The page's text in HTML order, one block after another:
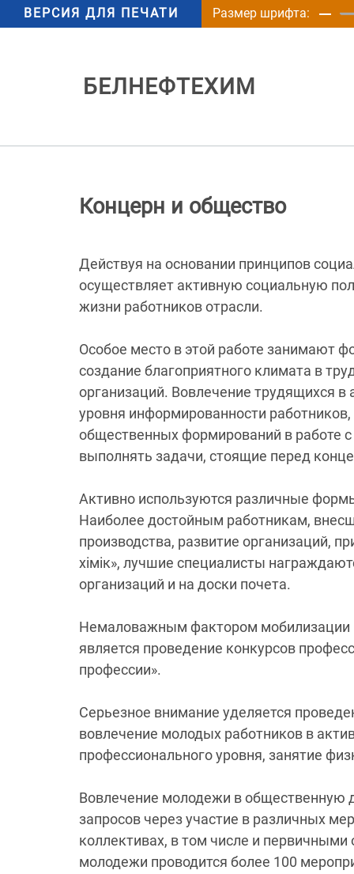
ВЕРСИЯ ДЛЯ ПЕЧАТИ Размер шрифта:
БЕЛНЕФТЕХИМ
Концерн и общество
Действуя на основании принципов
осуществляет активную социальную
жизни работников отрасли.
Особое место в этой работе занимают
создание благоприятного климата в
организаций. Вовлечение трудящихся
уровня информированности
общественных формирований в работе
выполнять задачи, стоящие перед
Активно используются различные
Наиболее достойным работникам,
производства, развитие организаций,
хiмiк», лучшие специалисты
организаций и на доски почета.
Немаловажным фактором мобилизации
является проведение конкурсов
профессии».
Серьезное внимание уделяется
вовлечение молодых работников в
профессионального уровня, занятие
Вовлечение молодежи в общественную
запросов через участие в различных
коллективах, в том числе и
молодежи проводится более 100